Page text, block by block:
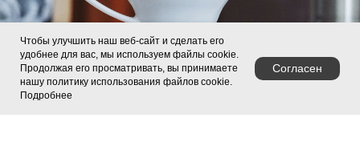
Чтобы улучшить наш веб-сайт и сделать его
удобнее для вас, мы используем файлы cookie.
Продолжая его просматривать, вы принимаете
нашу политику использования файлов cookie.
Подробнее
Согласен